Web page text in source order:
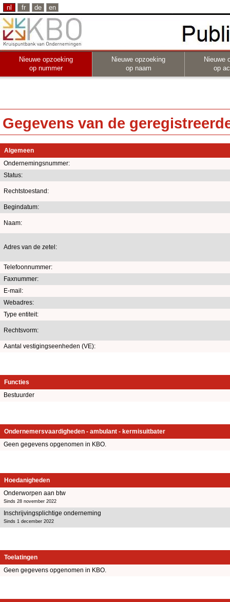
nl fr de en
Nieuwe opzoeking
op nummer
Nieuwe opzoeking
op naam
Nieuwe
op
Gegevens van de
Algemeen
Ondernemingsnummer:
Status:
Rechtstoestand:
Begindatum:
Naam:
Adres van de zetel:
Telefoonnummer:
Faxnummer:
E-mail:
Webadres:
Type entiteit:
Rechtsvorm:
Aantal vestigingseenheden (VE):
Functies
Bestuurder
Ondernemersvaardigheden - ambulant - kermisuitbater
Geen gegevens opgenomen in KBO.
Hoedanigheden
Onderworpen aan btw
Sinds 28 november 2022
Inschrijvingsplichtige onderneming
Sinds 1 december 2022
Toelatingen
Geen gegevens opgenomen in KBO.